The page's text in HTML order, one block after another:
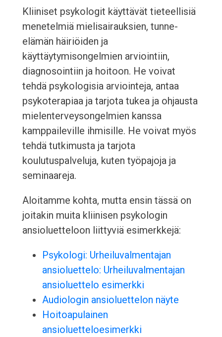
Kliiniset psykologit käyttävät tieteellisiä
menetelmiä mielisairauksien, tunne-
elämän häiriöiden ja
käyttäytymisongelmien arviointiin,
diagnosointiin ja hoitoon. He voivat
tehdä psykologisia arviointeja, antaa
psykoterapiaa ja tarjota tukea ja ohjausta
mielenterveysongelmien kanssa
kamppaileville ihmisille. He voivat myös
tehdä tutkimusta ja tarjota
koulutuspalveluja, kuten työpajoja ja
seminaareja.
Aloitamme kohta, mutta ensin tässä on
joitakin muita kliinisen psykologin
ansioluetteloon liittyviä esimerkkejä:
Psykologi: Urheiluvalmentajan
ansioluettelo: Urheiluvalmentajan
ansioluettelo esimerkki
Audiologin ansioluettelon näyte
Hoitoapulainen
ansioluetteloesimerkki